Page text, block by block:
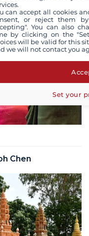
Chen
can accept all cookies
or reject them
You can also
by clicking on the
will be valid for this
we will not contact you
Set your